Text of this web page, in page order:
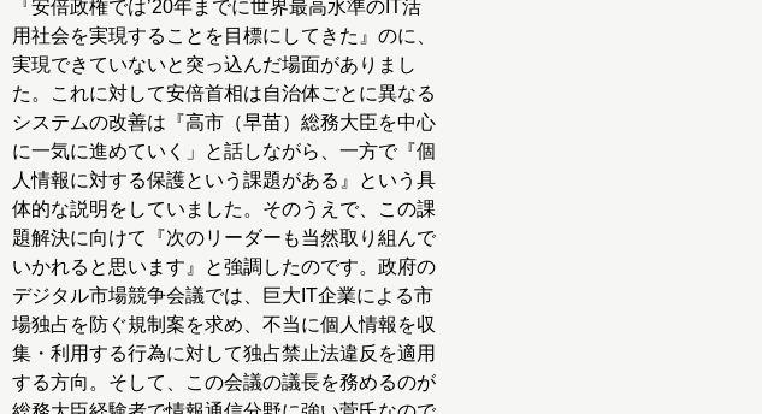
『安倍政権では’20年までに世界最高水準のIT活
用社会を実現することを目標にしてきた』のに、
実現できていないと突っ込んだ場面がありまし
た。これに対して安倍首相は自治体ごとに異なる
システムの改善は『高市（早苗）総務大臣を中心
に一気に進めていく」と話しながら、一方で『個
人情報に対する保護という課題がある』という具
体的な説明をしていました。そのうえで、この課
題解決に向けて『次のリーダーも当然取り組んで
いかれると思います』と強調したのです。政府の
デジタル市場競争会議では、巨大IT企業による市
場独占を防ぐ規制案を求め、不当に個人情報を収
集・利用する行為に対して独占禁止法違反を適用
する方向。そして、この会議の議長を務めるのが